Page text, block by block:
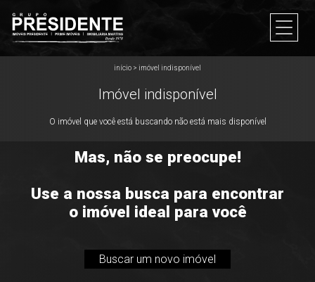
início > imóvel indisponível
Imóvel indisponível
O imóvel que você está buscando não está mais disponível
Mas, não se preocupe!
Use a nossa busca para encontrar
o imóvel ideal para você
Buscar um novo imóvel